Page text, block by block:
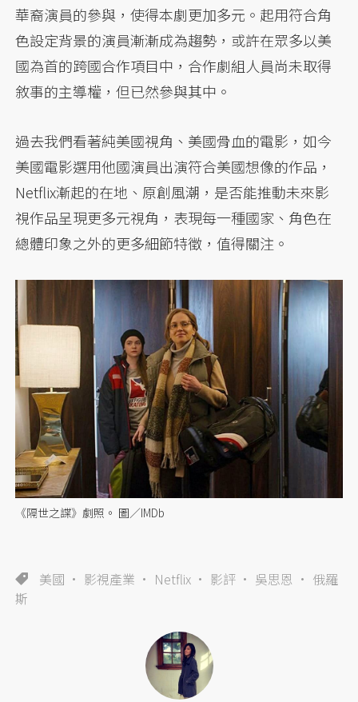
華裔演員的參與，使得本劇更加多元。起用符合角
色設定背景的演員漸漸成為趨勢，或許在眾多以美
國為首的跨國合作項目中，合作劇組人員尚未取得
敘事的主導權，但已然參與其中。
過去我們看著純美國視角、美國骨血的電影，如今
美國電影選用他國演員出演符合美國想像的作品，
Netflix漸起的在地、原創風潮，是否能推動未來影
視作品呈現更多元視角，表現每一種國家、角色在
總體印象之外的更多細節特徵，值得關注。
《隔世之諜》劇照。 圖／IMDb
美國 影視產業 Netflix 影評 吳思恩
俄羅
斯